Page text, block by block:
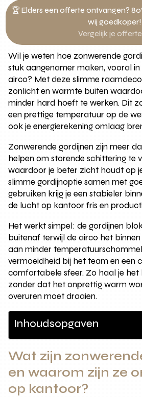
🏆 Elders een offerte ontvangen?
wij goedkoper!
Vergelijk je
Wil je weten hoe zonwerende
stuk aangenamer maken, vooral
airco? Met deze slimme
zonlicht en warmte buiten
minder hard hoeft te werken. Dit
een prettige temperatuur op de
ook je energierekening omlaag
Zonwerende gordijnen zijn meer
helpen om storende schittering te
waardoor je beter zicht houdt op
slimme gordijnoptie samen met
gebruiken krijg je een stabieler
de lucht op kantoor fris en
Het werkt simpel: de gordijnen
buitenaf terwijl de airco het
aan minder
vermoeidheid bij het team en een
comfortabele sfeer. Zo haal je het
zonder dat het onprettig warm
overuren moet draaien.
Inhoudsopgaven
Wat zijn
en waarom zijn ze
op kantoor?